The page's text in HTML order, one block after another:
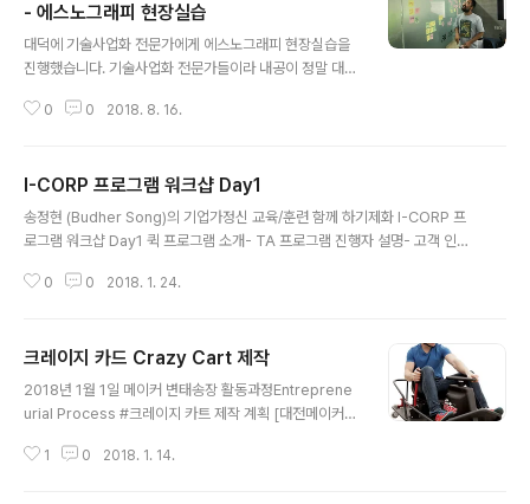
- 에스노그래피 현장실습
대덕에 기술사업화 전문가에게 에스노그래피 현장실습을
진행했습니다. 기술사업화 전문가들이라 내공이 정말 대단
r 프로그램을 진행했습니다. 기존에 기술을 기반으로 사업
지시진 않을까? 조심스러웠는데..... 다들 즐겁게 임해주셨
습니다. 토론은 정말 각각의 전문가 분들이 쏟아내는 그 내
공이야 말로 대단하다는 감탄이 절로 나왔습니다. 디자인
라 쉽게 깊게 이해하신듯. 에스노그래피 분류체계와 성분
0 0 2018. 8. 16.
I-CORP 프로그램 워크샵 Day1
송정현 (Budher Song)의 기업가정신 교육/훈련 함께 하기제화 I-CORP 프
로그램 워크샵 Day1 퀵 프로그램 소개- TA 프로그램 진행자 설명- 고객 인터
동시에 활용하면서 프로그램을 진행하는 것이 중요. - TA는 모든 멤버들과 잘
성은 무엇인가?#토론- 원칙과 유연함 : 프로그램의 진행 상- 국가별 문화나 사
람들의 다양성에 대한 이해와 탐구- 시장에 대한 인사이트- 프로세스를 훈련시
키는 것이 중요 #슬라이드1. 경험 Experienced : 스타트업 경험(파운딩..
0 0 2018. 1. 24.
크레이지 카드 Crazy Cart 제작
2018년 1월 1일 메이커 변태송장 활동과정Entreprene
urial Process #크레이지 카트 제작 계획 [대전메이커스
래프트 트라이크 DRIFT TRIKE를 만들 계획입니다.(목표
1 0 2018. 1. 14.